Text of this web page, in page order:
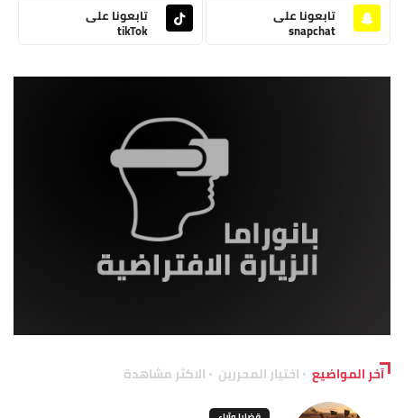
تابعونا على
snapchat
تابعونا على
tikTok
آخر المواضيع اختيار المحررين الاكثر مشاهدة